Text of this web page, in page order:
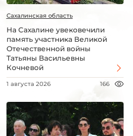
Сахалинская область
На Сахалине увековечили
память участника Великой
Отечественной войны
Татьяны Васильевны
Кочневой
1 августа 2026 166